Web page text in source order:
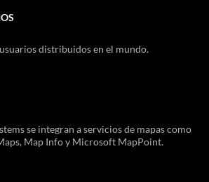
distribuidos en el mundo.
se integran a servicios de mapas como
Map Info y Microsoft MapPoint.